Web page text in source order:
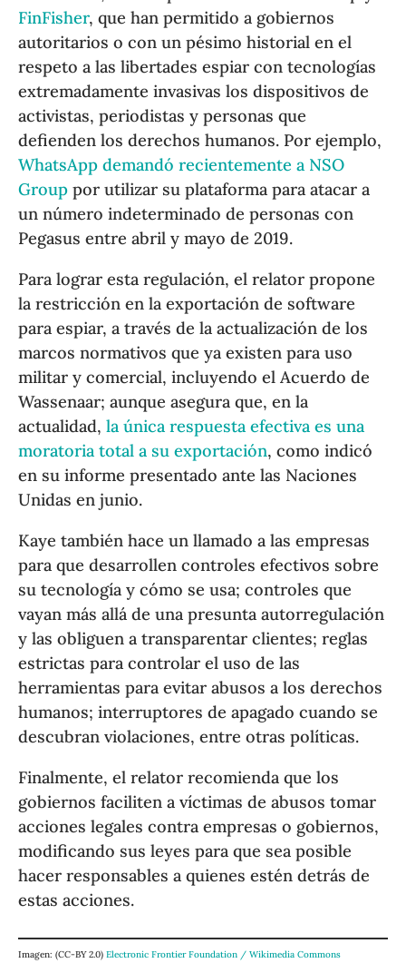
FinFisher, que han permitido a gobiernos
autoritarios o con un pésimo historial en el
respeto a las libertades espiar con tecnologías
extremadamente invasivas los dispositivos de
activistas, periodistas y personas que
defienden los derechos humanos. Por ejemplo,
WhatsApp demandó recientemente a NSO
Group por utilizar su plataforma para atacar a
un número indeterminado de personas con
Pegasus entre abril y mayo de 2019.
Para lograr esta regulación, el relator propone
la restricción en la exportación de software
para espiar, a través de la actualización de los
marcos normativos que ya existen para uso
militar y comercial, incluyendo el Acuerdo de
Wassenaar; aunque asegura que, en la
actualidad,la única respuesta efectiva es una
moratoria total a su exportación, como indicó
en su informe presentado ante las Naciones
Unidas en junio.
Kaye también hace un llamado a las empresas
para que desarrollen controles efectivos sobre
su tecnología y cómo se usa; controles que
vayan más allá de una presunta autorregulación
y las obliguen a transparentar clientes; reglas
estrictas para controlar el uso de las
herramientas para evitar abusos a los derechos
humanos; interruptores de apagado cuando se
descubran violaciones, entre otras políticas.
Finalmente, el relator recomienda que los
gobiernos faciliten a víctimas de abusos tomar
acciones legales contra empresas o gobiernos,
modificando sus leyes para que sea posible
hacer responsables a quienes estén detrás de
estas acciones.
Imagen: (CC-BY 2.0)Electronic Frontier Foundation / Wikimedia Commons